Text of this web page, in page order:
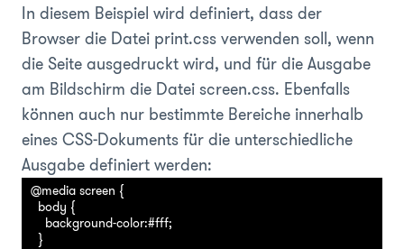
In diesem Beispiel wird definiert, dass der
Browser die Datei print.css verwenden soll, wenn
die Seite ausgedruckt wird, und für die Ausgabe
am Bildschirm die Datei screen.css. Ebenfalls
können auch nur bestimmte Bereiche innerhalb
eines CSS-Dokuments für die unterschiedliche
Ausgabe definiert werden:
@media screen {
  body {
    background-color:#fff;
  }